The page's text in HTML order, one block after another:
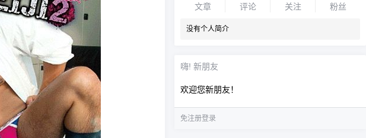
文章 评论 关注 粉丝
没有个人简介
嗨! 新朋友
欢迎您新朋友！
免注册登录